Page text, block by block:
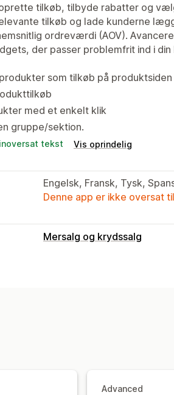
tilkøb, tilbyde rabatter og
tilkøb og lade kunderne
ordreværdi (AOV).
der passer problemfrit ind i
som tilkøb på
med et enkelt klik
gruppe/sektion.
tekst Vis oprindelig
Engelsk, Fransk, Tysk,
Denne app er ikke oversat
Mersalg og krydssalg
Anbefalet ydeevne
Advanced